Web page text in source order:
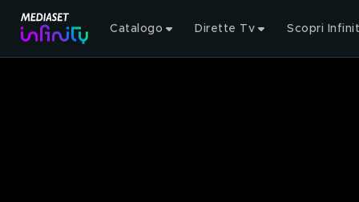
Catalogo Dirette Tv Scopri